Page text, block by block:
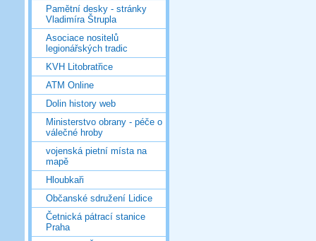
Pamětní desky - stránky
Vladimíra Štrupla
Asociace nositelů
legionářských tradic
KVH Litobratřice
ATM Online
Dolin history web
Ministerstvo obrany - péče o
válečné hroby
vojenská pietní místa na
mapě
Hloubkaři
Občanské sdružení Lidice
Četnická pátrací stanice
Praha